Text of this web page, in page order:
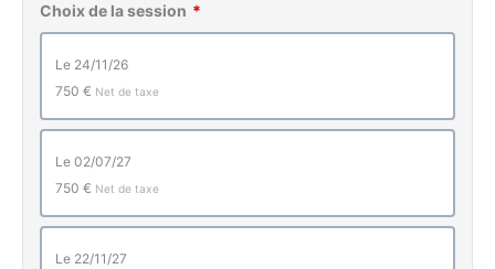
Choix de la session
le 24/11/26
750 € Net de taxe
le 02/07/27
750 € Net de taxe
le 22/11/27